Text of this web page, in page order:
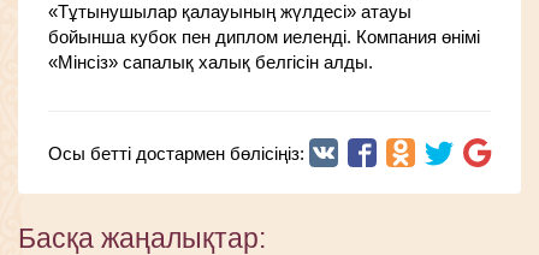
«Тұтынушылар қалауының жүлдесі» атауы
бойынша кубок пен диплом иеленді. Компания өнімі
«Мінсіз» сапалық халық белгісін алды.
Осы бетті достармен бөлісіңіз:
Басқа жаңалықтар: